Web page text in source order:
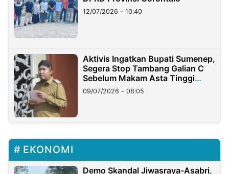
12/07/2026 - 10:40
Aktivis Ingatkan Bupati Sumenep,
Segera Stop Tambang Galian C
Sebelum Makam Asta Tinggi
Longsor
09/07/2026 - 08:05
EKONOMI
Demo Skandal Jiwasraya-Asabri,